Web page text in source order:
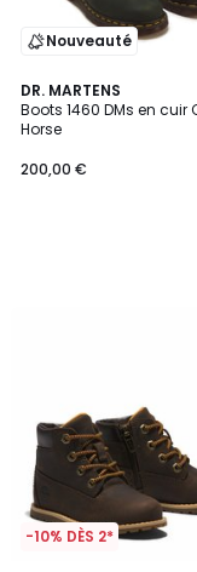
Nouveauté
DR. MARTENS
Boots 1460 DMs en cuir
Horse
200,00 €
-10% DÈS 2*